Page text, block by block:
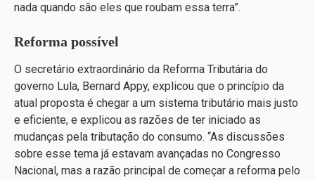
nada quando são eles que roubam essa terra”.
Reforma possível
O secretário extraordinário da Reforma Tributária do
governo Lula, Bernard Appy, explicou que o princípio da
atual proposta é chegar a um sistema tributário mais justo
e eficiente, e explicou as razões de ter iniciado as
mudanças pela tributação do consumo. “As discussões
sobre esse tema já estavam avançadas no Congresso
Nacional, mas a razão principal de começar a reforma pelo